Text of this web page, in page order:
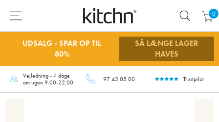
0
UDSALG - SPAR OP TIL
80%
SÅ LÆNGE LAGER
HAVES
Vejledning - 7 dage
om ugen 9.00-22.00
97 43 05 00 Trustpilot